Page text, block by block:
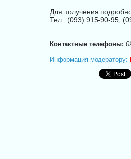
Для получения
Тел.: (093) 915-90-95,
Контактные телефоны:
Информация модератору: